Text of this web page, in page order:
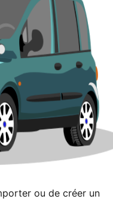
ou de créer un